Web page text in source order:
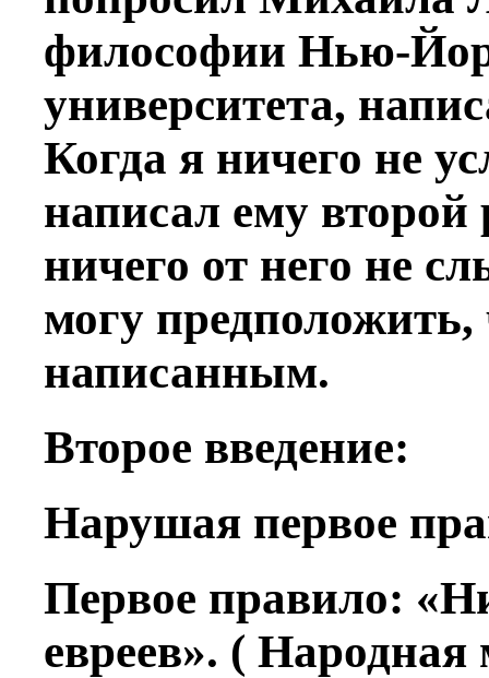
философии Нью-
университета,
Когда я ничего не
написал ему второй
ничего от него не
могу предположить,
написанным.
Второе введение:
Нарушая первое
Первое правило:
евреев». ( Народная